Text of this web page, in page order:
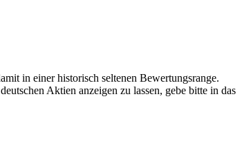
in einer historisch seltenen Bewertungsrange.
Aktien anzeigen zu lassen, gebe bitte in das